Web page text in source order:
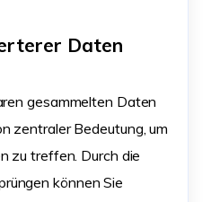
Daten
gesammelten Daten
zentraler Bedeutung, um
zu treffen. Durch die
können Sie